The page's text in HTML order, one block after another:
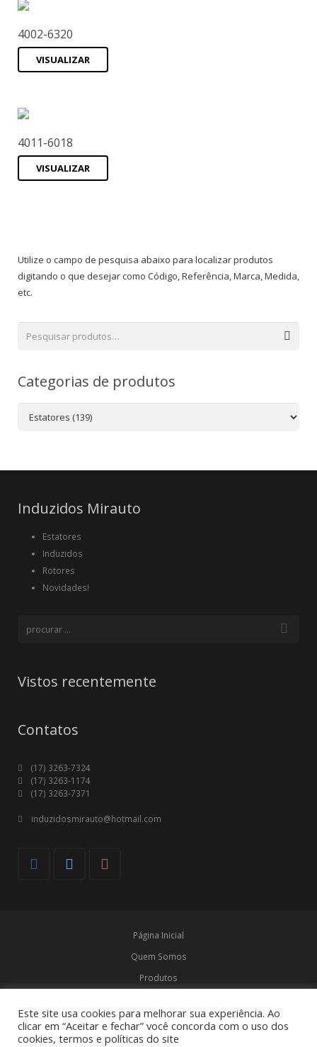
4002-6320
VISUALIZAR
4011-6018
VISUALIZAR
Utilize o campo de pesquisa abaixo para localizar produtos
digitando o que desejar como Código, Referência, Marca, Medida,
etc.
Categorias de produtos
Induzidos Mirauto
Estatores
Induzidos
Rotores
Novidades!
Vistos recentemente
Contatos
(17) 3263-7324
(17) 3263-1174
(17) 3263-7371
induzidosmirauto@hotmail.com
Página Inicial
Quem Somos
Produtos
Contato
© Induzidos Mirauto
Este site usa cookies para melhorar sua experiência. Ao
clicar em “Aceitar e fechar” você concorda com o uso dos
cookies, termos e políticas do site